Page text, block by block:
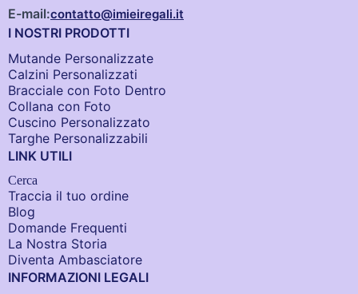
E-mail:contatto@imieiregali.it
I NOSTRI PRODOTTI
Mutande Personalizzate
Calzini Personalizzati
Bracciale con Foto Dentro​
Collana con Foto
Cuscino Personalizzato
Targhe Personalizzabili
LINK UTILI
Cerca
Traccia il tuo ordine
Blog
Domande Frequenti
La Nostra Storia
Diventa Ambasciatore
INFORMAZIONI LEGALI